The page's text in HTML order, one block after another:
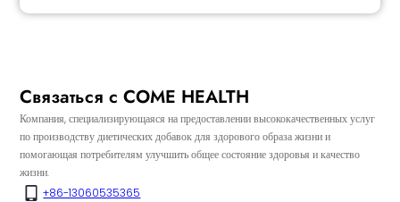
Связаться с COME HEALTH
Компания, специализирующаяся на предоставлении высококачественных услуг
по производству диетических добавок для здорового образа жизни и
помогающая потребителям улучшить общее состояние здоровья и качество
жизни.
+86-13060535365